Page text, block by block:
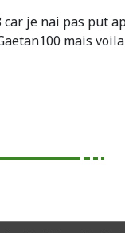
je nai pas put
mais